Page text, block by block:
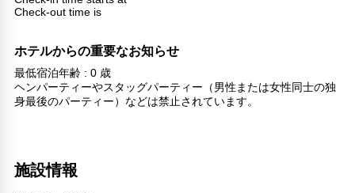
Check-out time is
ホテルからの重要なお知らせ
最低宿泊年齢 : 0 歳
ヘンパーティーやスタッグパーティー（男性または女性同士の独
身最後のパーティー）などは禁止されています。
施設情報